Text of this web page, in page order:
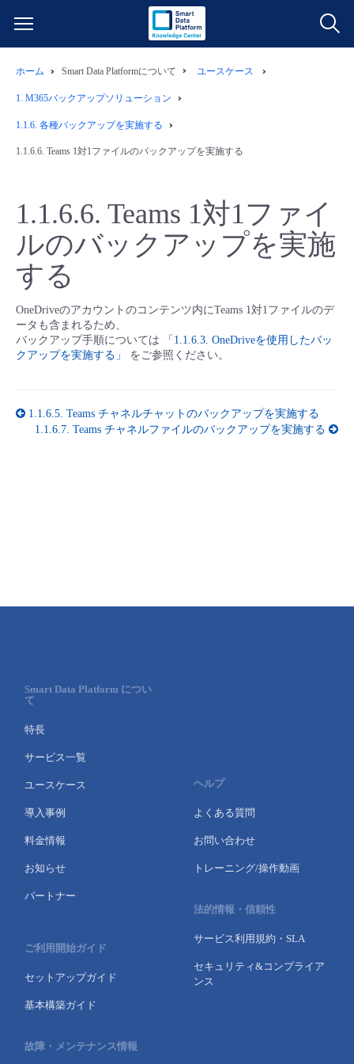
データ利活用
ネットワーク
IoT
モニタリング/監査
サポート
よくある質問
クラウド/サーバー
ネットワーク
IoT
モニタリング/監査
料金シミュレーター
データ利活用
クラウド/サーバー
ネットワーク
ご利用開始ガイド
■ 管理機能
- 管理機能
■ セットアップガイド
- 新規お申し込み方法
- クラウド / サーバー
- Flexible InterConnect
- vUTM2
ユースケース
- バックアップ
- セキュリティ・監査
故障/メンテナンス情報
サービス稼働状況
販売パートナー向けプログラム
トレーニング/操作動画
ホーム Smart Data Platformについて ユースケース
1. M365バックアップソリューション
1.1.6. 各種バックアップを実施する
1.1.6.6. Teams 1対1ファイルのバックアップを実施する
1.1.6.6. Teams 1対1ファイ
ルのバックアップを実施
する
OneDriveのアカウントのコンテンツ内にTeams 1対1ファイルのデ
ータも含まれるため、
バックアップ手順については
「1.1.6.3. OneDriveを使用したバッ
クアップを実施する」
をご参照ください。
1.1.6.5. Teams チャネルチャットのバックアップを実施する
1.1.6.7. Teams チャネルファイルのバックアップを実施する
Smart Data Platform につい
て
特長
サービス一覧
ユースケース
導入事例
料金情報
お知らせ
パートナー
ご利用開始ガイド
セットアップガイド
基本構築ガイド
故障・メンテナンス情報
ヘルプ
よくある質問
お問い合わせ
トレーニング/操作動画
法的情報・信頼性
サービス利用規約・SLA
セキュリティ&コンプライア
ンス